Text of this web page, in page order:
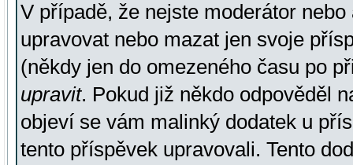
V případě, že nejste moderátor
upravovat nebo mazat jen svoje
(někdy jen do omezeného času po
upravit. Pokud již někdo odpověděl
objeví se vám malinký dodatek u
tento příspěvek upravovali. Tento